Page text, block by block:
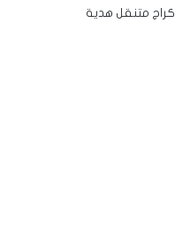
كراج متنقل هدية